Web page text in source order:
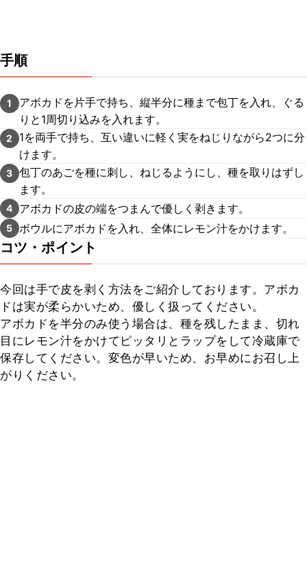
手順
1
アボカドを片手で持ち、縦半分に種まで包丁を入れ、ぐる
りと1周切り込みを入れます。
2
1を両手で持ち、互い違いに軽く実をねじりながら2つに分
けます。
3 包丁のあごを種に刺し、ねじるようにし、種を取りはずし
ます。
4 アボカドの皮の端をつまんで優しく剥きます。
5 ボウルにアボカドを入れ、全体にレモン汁をかけます。
コツ・ポイント
今回は手で皮を剥く方法をご紹介しております。アボカ
ドは実が柔らかいため、優しく扱ってください。
アボカドを半分のみ使う場合は、種を残したまま、切れ
目にレモン汁をかけてピッタリとラップをして冷蔵庫で
保存してください。変色が早いため、お早めにお召し上
がりください。